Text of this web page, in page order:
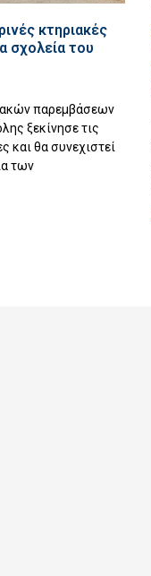
κτηριακές
σχολεία του
παρεμβάσεων
ξεκίνησε τις
και θα συνεχιστεί
των